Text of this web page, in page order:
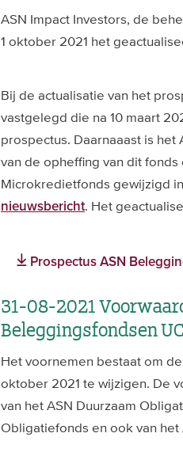
ASN Impact Investors, de
1 oktober 2021 het
Bij de actualisatie van het
vastgelegd die na 10 maart
prospectus. Daarnaaast is
van de opheffing van dit fonds
Microkredietfonds gewijzigd
nieuwsbericht. Het
Prospectus ASN
31-08-2021
Beleggingsfondsen
Het voornemen bestaat om
oktober 2021 te wijzigen. De
van het ASN Duurzaam
Obligatiefonds en ook van